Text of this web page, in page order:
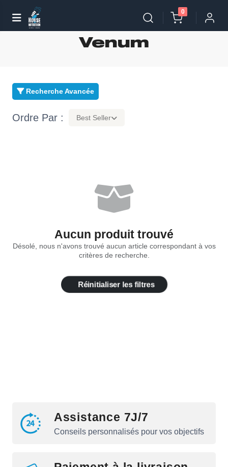
0
Venum
Recherche Avancée
Ordre Par : Best Seller
Aucun produit trouvé
Désolé, nous n'avons trouvé aucun article correspondant à vos
critères de recherche.
Réinitialiser les filtres
Assistance 7J/7
Conseils personnalisés pour vos objectifs